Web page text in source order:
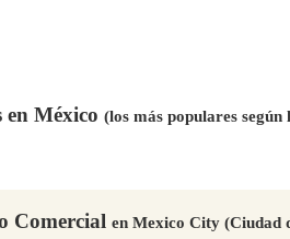
en México (los más populares según
Comercial en Mexico City (Ciudad